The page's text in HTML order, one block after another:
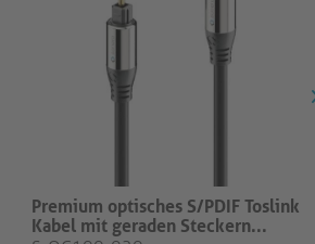
Premium optisches S/PDIF Toslink
Kabel mit geraden Steckern...